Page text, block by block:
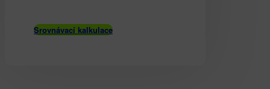
Srovnávací kalkulace